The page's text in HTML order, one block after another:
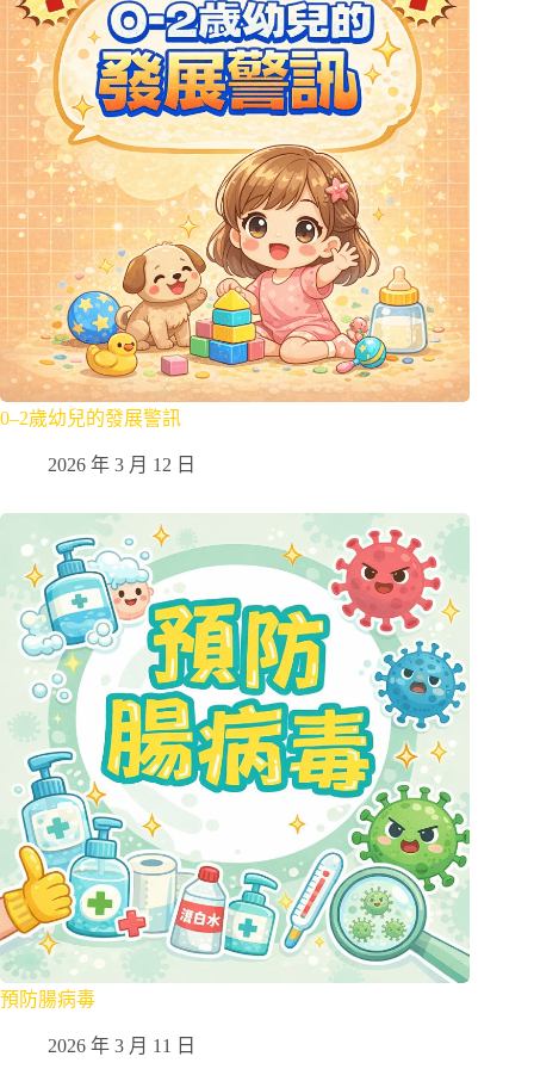
0–2歲幼兒的發展警訊
2026 年 3 月 12 日
預防腸病毒
2026 年 3 月 11 日